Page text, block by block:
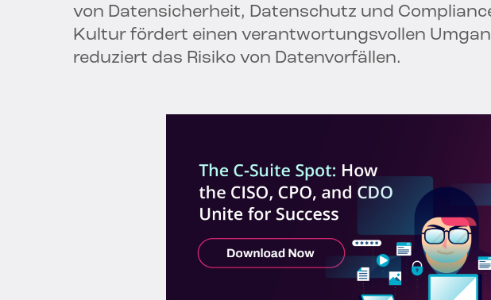
von Datensicherheit, Datenschutz und
Kultur fördert einen verantwortungsvollen
reduziert das Risiko von Datenvorfällen.